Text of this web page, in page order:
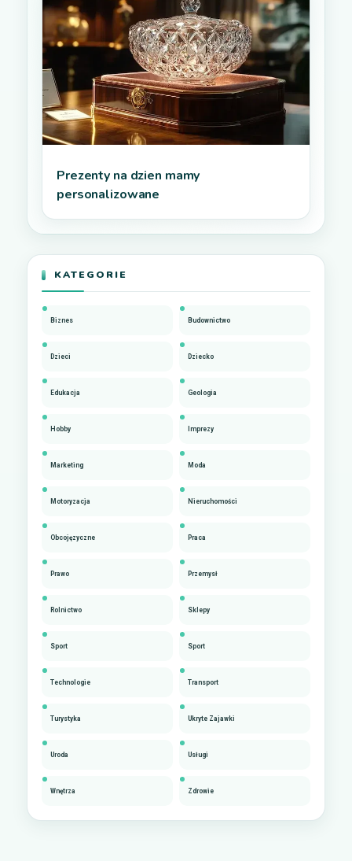
Prezenty na dzien mamy
personalizowane
KATEGORIE
Biznes Budownictwo
Dzieci Dziecko
Edukacja Geologia
Hobby Imprezy
Marketing Moda
Motoryzacja Nieruchomości
Obcojęzyczne Praca
Prawo Przemysł
Rolnictwo Sklepy
Sport Sport
Technologie Transport
Turystyka Ukryte Zajawki
Uroda Usługi
Wnętrza Zdrowie